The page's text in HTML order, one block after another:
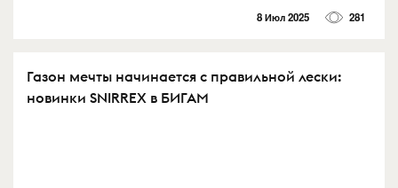
8 Июл 2025 281
Газон мечты начинается с правильной лески:
новинки SNIRREX в БИГАМ